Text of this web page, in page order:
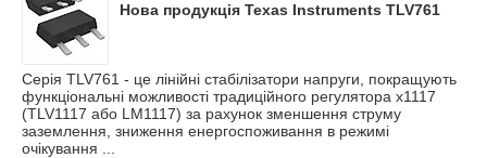
Нова продукція Texas Instruments TLV761
Серія TLV761 - це лінійні стабілізатори напруги, покращують
функціональні можливості традиційного регулятора x1117
(TLV1117 або LM1117) за рахунок зменшення струму
заземлення, зниження енергоспоживання в режимі
очікування ...